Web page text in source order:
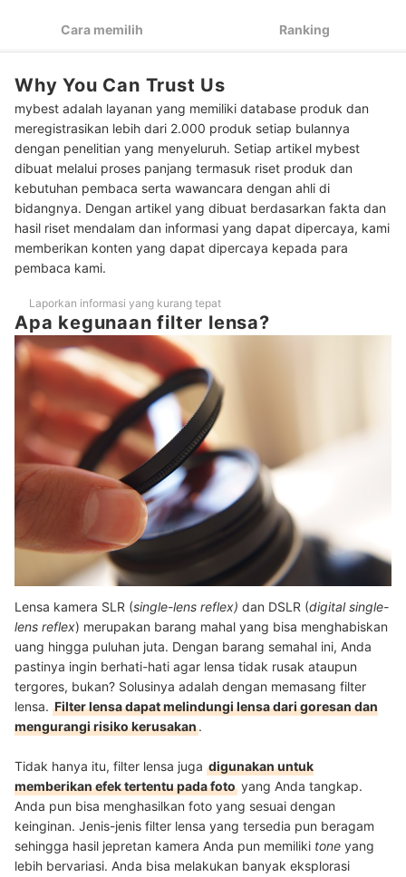
4
5
Peringkat Filter Lensa Terbaik
Baca juga rekomendasi aksesori kamera lainnya di sini
Cara memilih Ranking
Why You Can Trust Us
mybest adalah layanan yang memiliki database produk dan
meregistrasikan lebih dari 2.000 produk setiap bulannya
dengan penelitian yang menyeluruh. Setiap artikel mybest
dibuat melalui proses panjang termasuk riset produk dan
kebutuhan pembaca serta wawancara dengan ahli di
bidangnya. Dengan artikel yang dibuat berdasarkan fakta dan
hasil riset mendalam dan informasi yang dapat dipercaya, kami
memberikan konten yang dapat dipercaya kepada para
pembaca kami.
Laporkan informasi yang kurang tepat
Apa kegunaan filter lensa?
Lensa kamera SLR (single-lens reflex) dan DSLR (digital single-
lens reflex) merupakan barang mahal yang bisa menghabiskan
uang hingga puluhan juta. Dengan barang semahal ini, Anda
pastinya ingin berhati-hati agar lensa tidak rusak ataupun
tergores, bukan? Solusinya adalah dengan memasang filter
lensa. Filter lensa dapat melindungi lensa dari goresan dan
mengurangi risiko kerusakan.
Tidak hanya itu, filter lensa juga digunakan untuk
memberikan efek tertentu pada foto yang Anda tangkap.
Anda pun bisa menghasilkan foto yang sesuai dengan
keinginan. Jenis-jenis filter lensa yang tersedia pun beragam
sehingga hasil jepretan kamera Anda pun memiliki tone yang
lebih bervariasi. Anda bisa melakukan banyak eksplorasi